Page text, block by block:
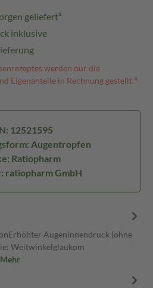
geliefert³
inklusive
werden nur die
Eigenanteile in Rechnung gestellt.⁴
12521595
Augentropfen
Ratiopharm
ratiopharm GmbH
Augeninnendruck (ohne
Weitwinkelglaukom
Mehr